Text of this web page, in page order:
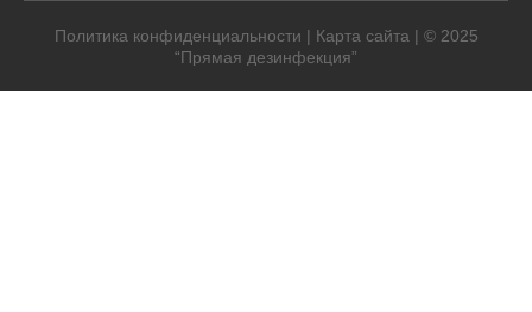
Политика конфиденциальности | Карта сайта | © 2025
“Прямая дезинфекция”